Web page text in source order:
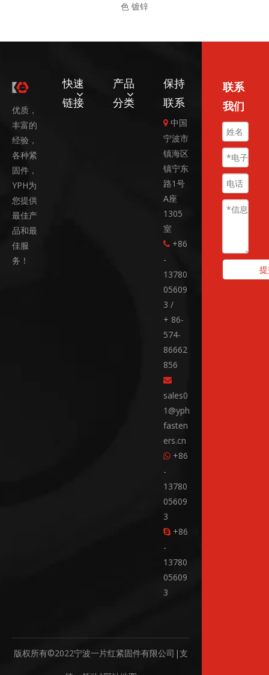
色 镀锌
优质，
丰富的
经验，
各种紧
固件，
YPH为
您提供
最佳产
品和最
佳服
务！
快速
链接
产品
分类
保持
联系
 中国
宁波市
镇海区
镇宁东
路1号
A座
1305
室
 +86
-
13780
05609
3 /
+ 86-
574-
86662
856

sales0
1@yph
fasten
ers.cn
 +86
-
13780
05609
3
 +86
-
13780
05609
3
版权所有©2022宁波一片红紧固件有限公司|支
联系
我们